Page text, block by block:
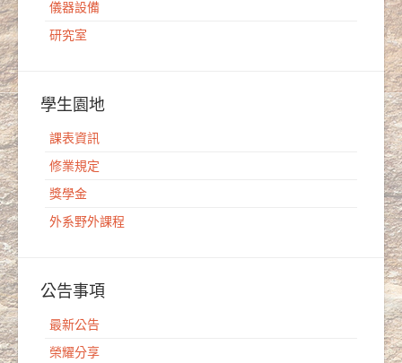
儀器設備
研究室
學生園地
課表資訊
修業規定
獎學金
外系野外課程
公告事項
最新公告
榮耀分享